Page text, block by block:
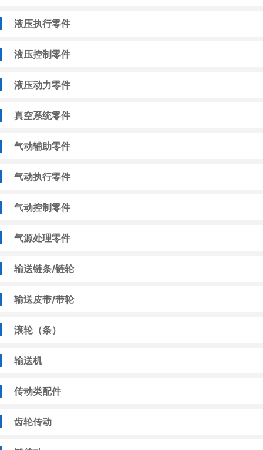
液压执行零件
液压控制零件
液压动力零件
真空系统零件
气动辅助零件
气动执行零件
气动控制零件
气源处理零件
输送链条/链轮
输送皮带/带轮
滚轮（条）
输送机
传动类配件
齿轮传动